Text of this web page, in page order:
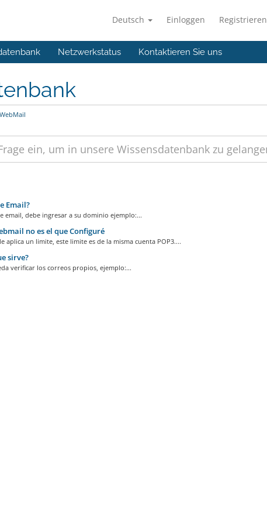
Deutsch Einloggen Registrieren
Netzwerkstatus Kontaktieren Sie uns
WebMail
Email?
email, debe ingresar a su dominio ejemplo:...
no es el que Configuré
aplica un limite, este limite es de la misma cuenta POP3....
sirve?
verificar los correos propios, ejemplo:...